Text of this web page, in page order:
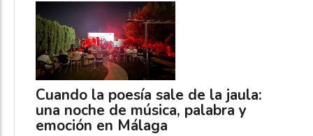
Cuando la poesía sale de la jaula:
una noche de música, palabra y
emoción en Málaga